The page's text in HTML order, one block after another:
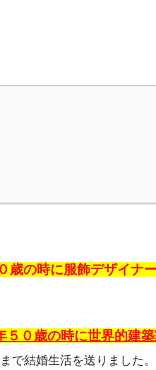
歳の時に服飾デザイナ
５０歳の時に世界的建
で結婚生活を送りました。